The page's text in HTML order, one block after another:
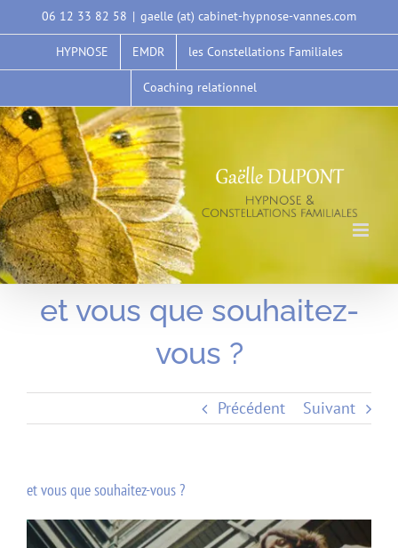
Passer
au
06 12 33 82 58 | gaelle (at) cabinet-hypnose-vannes.com
HYPNOSE EMDR les Constellations Familiales
Coaching relationnel
et vous que souhaitez-
vous ?
Précédent Suivant
et vous que souhaitez-vous ?